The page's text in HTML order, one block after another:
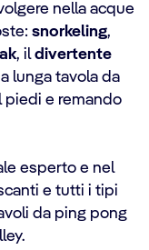
nella acque
snorkeling,
, ildivertente
lunga tavola da
piedi e remando
esperto e nel
e tutti i tipi
da ping pong